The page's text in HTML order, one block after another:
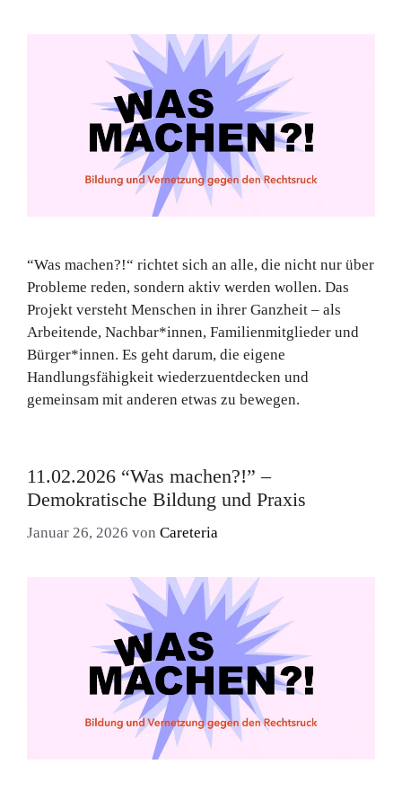
“Was machen?!“ richtet sich an alle, die nicht nur über
Probleme reden, sondern aktiv werden wollen. Das
Projekt versteht Menschen in ihrer Ganzheit – als
Arbeitende, Nachbar*innen, Familienmitglieder und
Bürger*innen. Es geht darum, die eigene
Handlungsfähigkeit wiederzuentdecken und
gemeinsam mit anderen etwas zu bewegen.
11.02.2026 “Was machen?!” –
Demokratische Bildung und Praxis
Januar 26, 2026 von Careteria